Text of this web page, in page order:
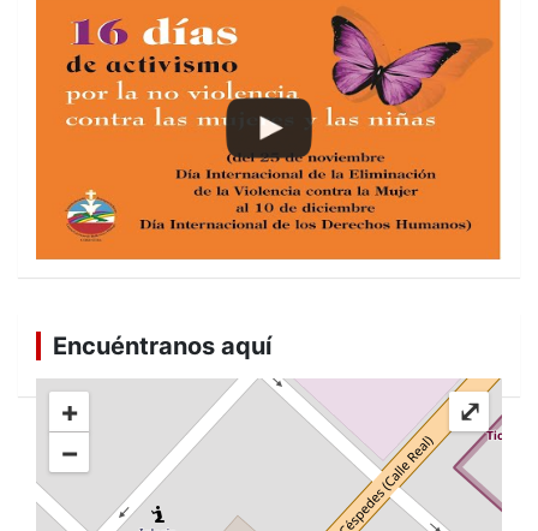
Encuéntranos aquí
+
−
⤢